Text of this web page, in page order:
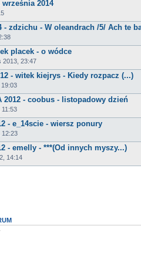
2014
- zdzichu - W oleandrach /5/ Ach te
placek - o wódce
2013, 23:47
- witek kiejrys - Kiedy rozpacz (...)
19:03
2012 - coobus - listopadowy dzień
11:53
- e_14scie - wiersz ponury
12:23
- emelly - ***(Od innych myszy...)
14:14